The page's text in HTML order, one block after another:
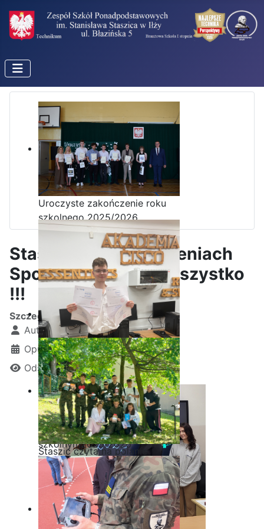
Uroczyste zakończenie roku
szkolnego 2025/2026
Ostatnia garść certyfikatów
Akademii CISCO w roku
szkolnym2025/2026
Staszic czyta na polanie
Staszic o Ubezpieczeniach
Społecznych – wie wszystko
!!!
Szczegóły
Autor: Kamil Krosta
Opublikowano: 01 grudzień 2025
Odsłon: 828